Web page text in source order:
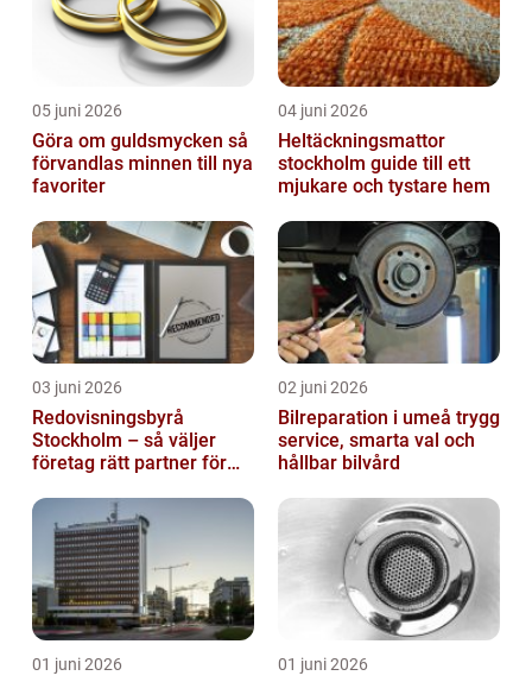
05 juni 2026
Göra om guldsmycken så
förvandlas minnen till nya
favoriter
04 juni 2026
Heltäckningsmattor
stockholm guide till ett
mjukare och tystare hem
03 juni 2026
Redovisningsbyrå
Stockholm – så väljer
företag rätt partner för
02 juni 2026
Bilreparation i umeå trygg
service, smarta val och
hållbar bilvård
01 juni 2026 01 juni 2026